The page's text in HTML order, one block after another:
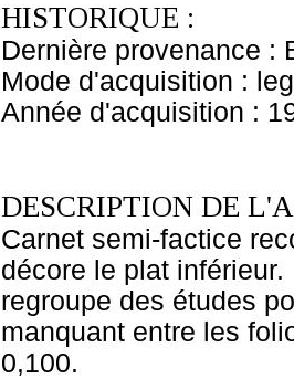
HISTORIQUE :
Dernière provenance :
Mode d'acquisition :
Année d'acquisition :
DESCRIPTION DE
Carnet semi-factice
décore le plat
regroupe des études
manquant entre les
0,100.